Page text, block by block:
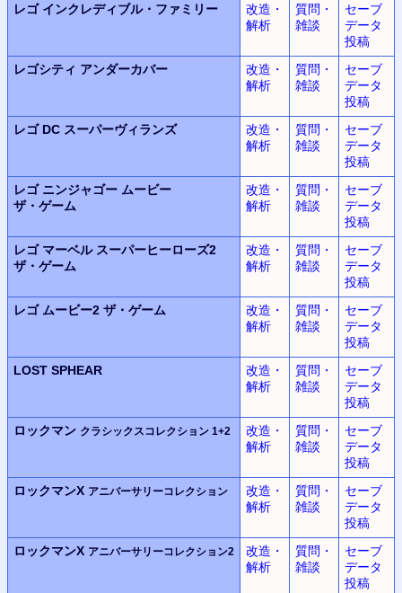
レゴ インクレディブル・ファミリー
改造・
解析
質問・
雑談
セーブ
データ
投稿
レゴシティ アンダーカバー
改造・
解析
質問・
雑談
セーブ
データ
投稿
レゴ DC スーパーヴィランズ
改造・
解析
質問・
雑談
セーブ
データ
投稿
レゴ ニンジャゴー ムービー
ザ・ゲーム
改造・
解析
質問・
雑談
セーブ
データ
投稿
レゴ マーベル スーパーヒーローズ2
ザ・ゲーム
改造・
解析
質問・
雑談
セーブ
データ
投稿
レゴ ムービー2 ザ・ゲーム
改造・
解析
質問・
雑談
セーブ
データ
投稿
LOST SPHEAR
改造・
解析
質問・
雑談
セーブ
データ
投稿
ロックマン クラシックスコレクション 1+2
改造・
解析
質問・
雑談
セーブ
データ
投稿
ロックマンX アニバーサリーコレクション
改造・
解析
質問・
雑談
セーブ
データ
投稿
ロックマンX アニバーサリーコレクション2
改造・
解析
質問・
雑談
セーブ
データ
投稿